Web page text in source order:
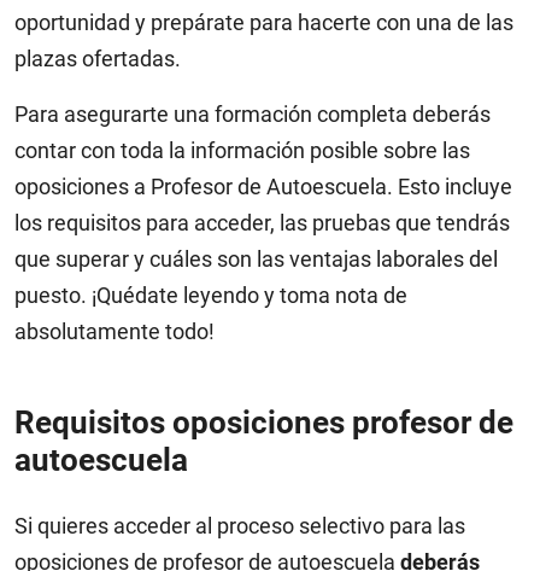
oportunidad y prepárate para hacerte con una de las
plazas ofertadas.
Para asegurarte una formación completa deberás
contar con toda la información posible sobre las
oposiciones a Profesor de Autoescuela. Esto incluye
los requisitos para acceder, las pruebas que tendrás
que superar y cuáles son las ventajas laborales del
puesto. ¡Quédate leyendo y toma nota de
absolutamente todo!
Requisitos oposiciones profesor de
autoescuela
Si quieres acceder al proceso selectivo para las
oposiciones de profesor de autoescuela deberás